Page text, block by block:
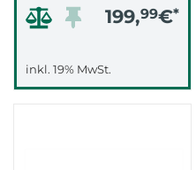
199,99€*
inkl. 19% MwSt.